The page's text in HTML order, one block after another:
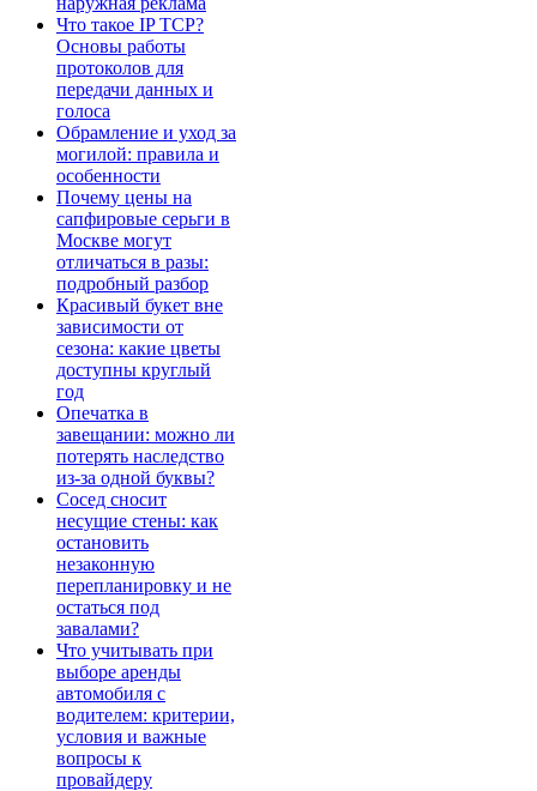
Что такое IP TCP?
Основы работы
протоколов для
передачи данных и
голоса
Обрамление и уход за
могилой: правила и
особенности
Почему цены на
сапфировые серьги в
Москве могут
отличаться в разы:
подробный разбор
Красивый букет вне
зависимости от
сезона: какие цветы
доступны круглый
год
Опечатка в
завещании: можно ли
потерять наследство
из-за одной буквы?
Сосед сносит
несущие стены: как
остановить
незаконную
перепланировку и не
остаться под
завалами?
Что учитывать при
выборе аренды
автомобиля с
водителем: критерии,
условия и важные
вопросы к
провайдеру